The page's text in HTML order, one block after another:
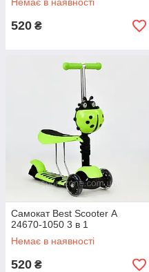
520 ₴
Самокат Best Scooter A
24670-1050 3 в 1
Немає в наявності
520 ₴